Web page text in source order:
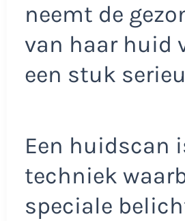
neemt de
van haar huid
een stuk
Een huidscan
techniek
speciale